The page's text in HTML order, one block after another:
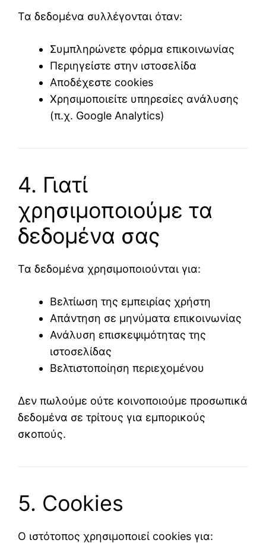
Τα δεδομένα συλλέγονται όταν:
Συμπληρώνετε φόρμα επικοινωνίας
Περιηγείστε στην ιστοσελίδα
Αποδέχεστε cookies
Χρησιμοποιείτε υπηρεσίες ανάλυσης
(π.χ. Google Analytics)
4. Γιατί
χρησιμοποιούμε τα
δεδομένα σας
Τα δεδομένα χρησιμοποιούνται για:
Βελτίωση της εμπειρίας χρήστη
Απάντηση σε μηνύματα επικοινωνίας
Ανάλυση επισκεψιμότητας της
ιστοσελίδας
Βελτιστοποίηση περιεχομένου
Δεν πωλούμε ούτε κοινοποιούμε προσωπικά
δεδομένα σε τρίτους για εμπορικούς
σκοπούς.
5. Cookies
Ο ιστότοπος χρησιμοποιεί cookies για: